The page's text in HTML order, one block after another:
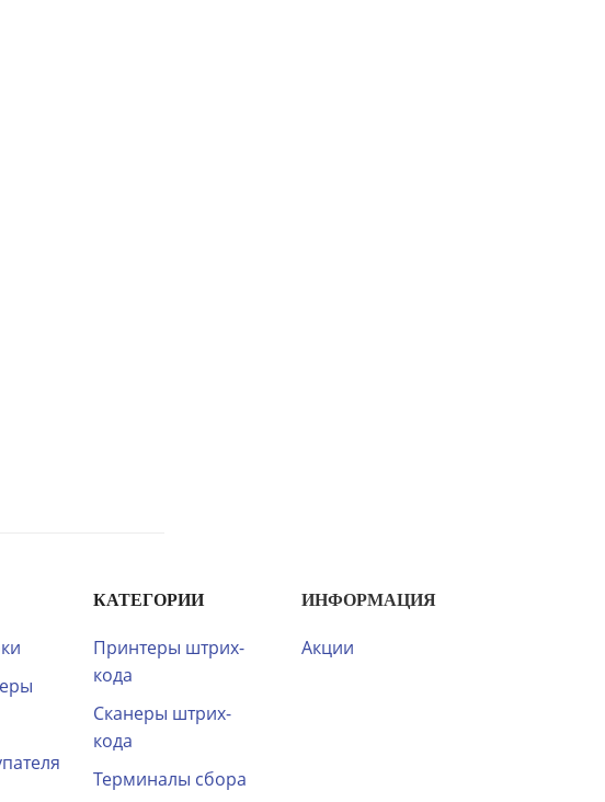
КАТЕГОРИИ
Принтеры штрих-
кода
Сканеры штрих-
кода
Терминалы сбора
ИНФОРМАЦИЯ
Акции